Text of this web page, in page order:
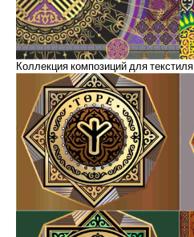
Коллекция композиций для текстиля